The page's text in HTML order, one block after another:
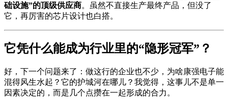
础设施”的顶级供应商。虽然不直接生产最终产品，但没了
它，再厉害的芯片设计也白搭。
它凭什么能成为行业里的“隐形冠军”？
好，下一个问题来了：做这行的企业也不少，为啥康强电子能
混得风生水起？它的护城河在哪儿？我觉得，这事儿不是单一
因素决定的，而是几个点攒在一起形成的合力。